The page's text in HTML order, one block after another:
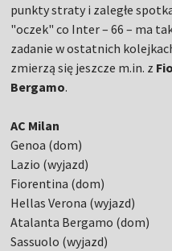
punkty straty i zaległe
"oczek" co Inter – 66 – ma
zadanie w ostatnich
zmierzą się jeszcze m.in. z
Bergamo.
AC Milan
Genoa (dom)
Lazio (wyjazd)
Fiorentina (dom)
Hellas Verona (wyjazd)
Atalanta Bergamo (dom)
Sassuolo (wyjazd)